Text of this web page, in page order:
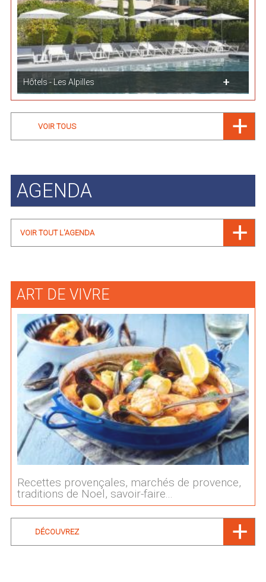
Hôtels - Les Alpilles
VOIR TOUS
AGENDA
VOIR TOUT L'AGENDA
ART DE VIVRE
Recettes provençales, marchés de provence,
traditions de Noel, savoir-faire...
DÉCOUVREZ